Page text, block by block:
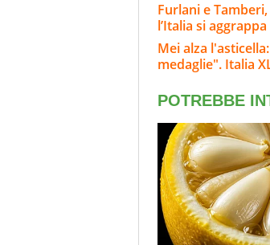
Furlani e
l’Italia si aggrappa
Mei alza
medaglie". Italia